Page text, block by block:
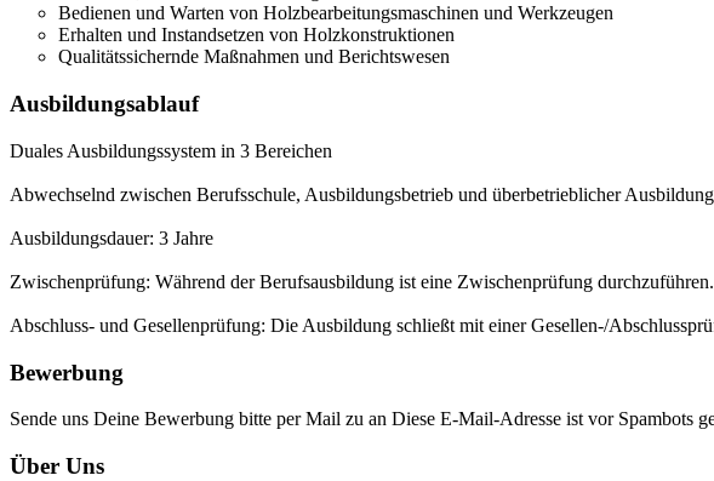
Bedienen und Warten von Holzbearbeitungsmaschinen und Werkzeugen
Erhalten und Instandsetzen von Holzkonstruktionen
Qualitätssichernde Maßnahmen und Berichtswesen
Ausbildungsablauf
Duales Ausbildungssystem in 3 Bereichen
Abwechselnd zwischen Berufsschule, Ausbildungsbetrieb und überbetrieblicher
Ausbildungsdauer: 3 Jahre
Zwischenprüfung: Während der Berufsausbildung ist eine Zwischenprüfung
Abschluss- und Gesellenprüfung: Die Ausbildung schließt mit einer Gesellen-/
Bewerbung
Sende uns Deine Bewerbung bitte per Mail zu an Diese E-Mail-Adresse ist vor Spambots
Über Uns